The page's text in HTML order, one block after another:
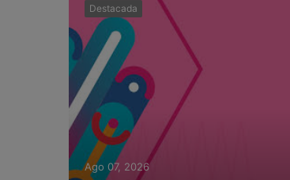
Destacada
Ago 07, 2026